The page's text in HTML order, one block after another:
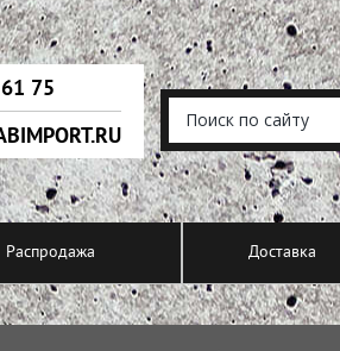
75
Распродажа Доставка